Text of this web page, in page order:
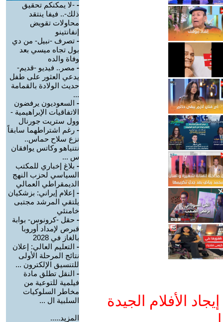
الأفلام الجيدة
- -لا يمكنكم تحقيق
ذلك-.. فيفا ينتقد
محاولات تقويض
إنفانتينو
- تصرف -نبيل- من دي
بول تجاه ميسي بعد
وفاة والده
- مصر.. فيديو -قديم-
يدعي العثور على طفل
حديث الولادة بالقمامة
...
- السعوديون يرفضون
الاتفاقيات الإبراهيمية -
وول ستريت جورنال
- رغم اشتراطهما سابقاً
نزع سلاح حماس..
نتنياهو وكاتس يوافقان
س ...
- بلاغ إخباري للمكتب
السياسي لحزب النهج
الديمقراطي العمالي
- إعلام إيراني: بزشكيان
يلتقي المرشد مجتبى
خامنئي
- حقل -كرونوس- بوابة
قبرص لإمداد أوروبا
بالغاز في 2028
- التعليم العالي: إعلان
نتائج المرحلة الأولى
للتنسيق الإلكترون ...
- النقل تطلق مادة
فيلمية للتوعية من
مخاطر السلوكيات
السلبية ال ...
المزيد.....